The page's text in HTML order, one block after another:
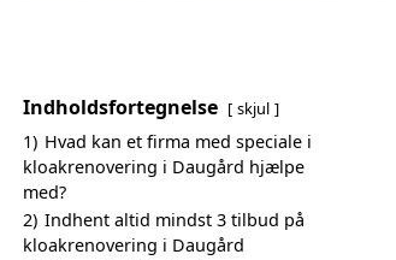
Indholdsfortegnelse skjul
1) Hvad kan et firma med speciale i
kloakrenovering i Daugård hjælpe
med?
2) Indhent altid mindst 3 tilbud på
kloakrenovering i Daugård